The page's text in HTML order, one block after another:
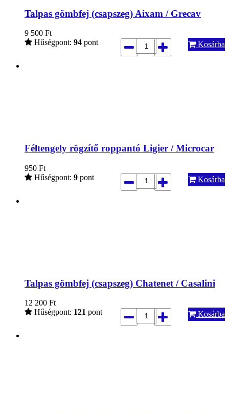
Talpas gömbfej (csapszeg) Aixam / Grecav
9 500 Ft
Hűségpont: 94 pont Kosárba
Féltengely rögzítő roppantó Ligier / Microcar
950 Ft
Hűségpont: 9 pont Kosárba
Talpas gömbfej (csapszeg) Chatenet / Casalini
12 200 Ft
Hűségpont: 121 pont Kosárba